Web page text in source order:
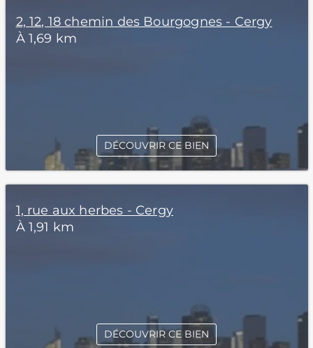
2, 12, 18 chemin des Bourgognes - Cergy
À 1,69 km
DÉCOUVRIR CE BIEN
1, rue aux herbes - Cergy
À 1,91 km
DÉCOUVRIR CE BIEN